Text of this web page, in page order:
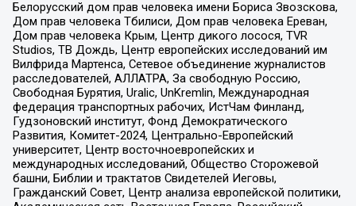
Белорусский дом прав человека имени Бориса Звозскова,
Дом прав человека Тбилиси, Дом прав человека Ереван,
Дом прав человека Крым, Центр дикого лосося, TVR
Studios, ТВ Дождь, Центр европейских исследований им
Вилфрида Мартенса, Сетевое объединение журналистов
расследователей, АЛЛАТРА, За свободную Россию,
Свободная Бурятия, Uralic, UnKremlin, Международная
федерация транспортных рабочих, ИстЧам Финланд,
Гудзоновский институт, Фонд Демократического
Развития, Комитет-2024, Центрально-Европейский
университет, Центр восточноевропейских и
международных исследований, Общество Сторожевой
башни, Библии и трактатов Свидетелей Иеговы,
Гражданский Совет, Центр анализа европейской политики,